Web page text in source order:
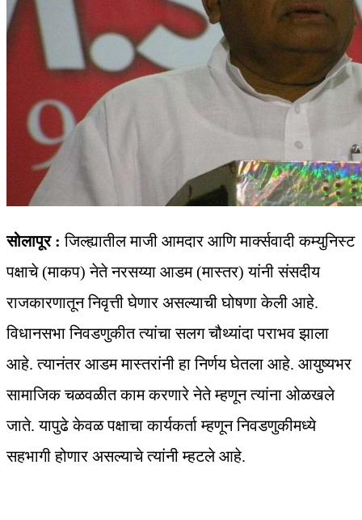
सोलापूर : जिल्ह्यातील माजी आमदार आणि मार्क्सवादी कम्युनिस्ट
पक्षाचे (माकप) नेते नरसय्या आडम (मास्तर) यांनी संसदीय
राजकारणातून निवृत्ती घेणार असल्याची घोषणा केली आहे.
विधानसभा निवडणुकीत त्यांचा सलग चौथ्यांदा पराभव झाला
आहे. त्यानंतर आडम मास्तरांनी हा निर्णय घेतला आहे. आयुष्यभर
सामाजिक चळवळीत काम करणारे नेते म्हणून त्यांना ओळखले
जाते. यापुढे केवळ पक्षाचा कार्यकर्ता म्हणून निवडणुकीमध्ये
सहभागी होणार असल्याचे त्यांनी म्हटले आहे.